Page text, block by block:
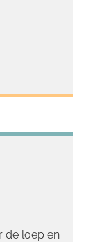
de loep en